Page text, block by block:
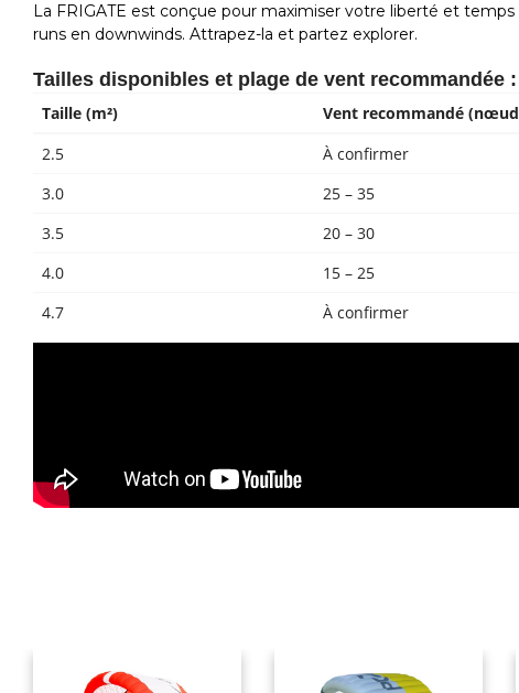
La FRIGATE est conçue pour maximiser votre liberté et
runs en downwinds. Attrapez-la et partez explorer.
Tailles disponibles et plage de vent recommandée :
Taille (m²)
Vent recommandé
2.5
À confirmer
3.0
25 – 35
3.5
20 – 30
4.0
15 – 25
4.7
À confirmer